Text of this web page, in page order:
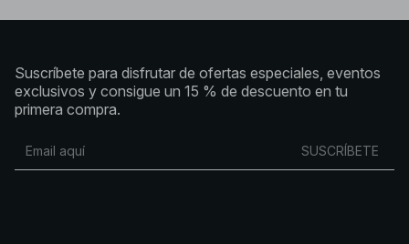
Suscríbete para disfrutar de ofertas especiales, eventos
exclusivos y consigue un 15 % de descuento en tu
primera compra.
SUSCRÍBETE